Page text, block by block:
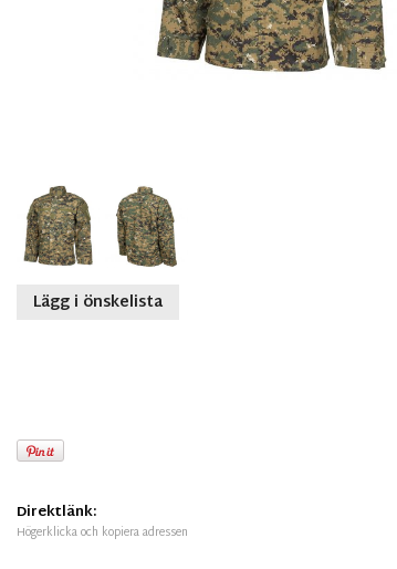
Lägg i önskelista
Direktlänk:
Högerklicka och kopiera adressen